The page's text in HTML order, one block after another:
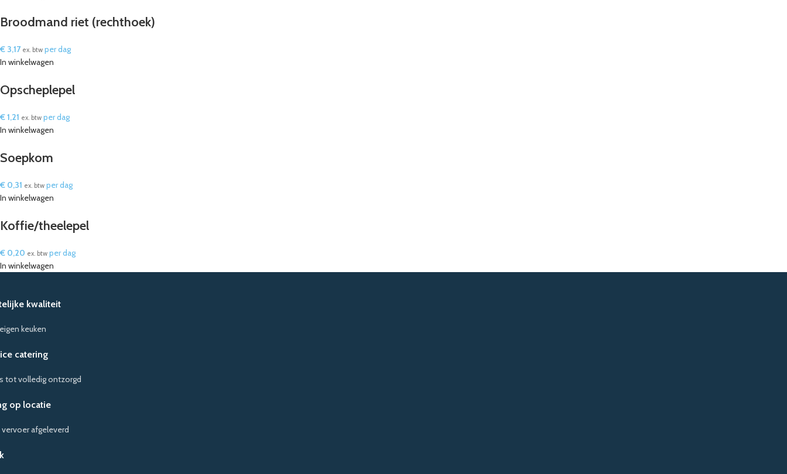
Broodmand riet (rechthoek)
€ 3,17 ex. btw per dag
In winkelwagen
Opscheplepel
€1,21 ex. btw per dag
In winkelwagen
Soepkom
€ 0,31 ex. btw per dag
In winkelwagen
Koffie/theelepel
€ 0,20 ex. btw per dag
In winkelwagen
kwaliteit
keuken
catering
tot volledig ontzorgd
op locatie
afgeleverd